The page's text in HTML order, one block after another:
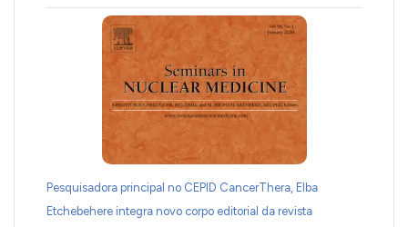
Pesquisadora principal no CEPID CancerThera, Elba
Etchebehere integra novo corpo editorial da revista